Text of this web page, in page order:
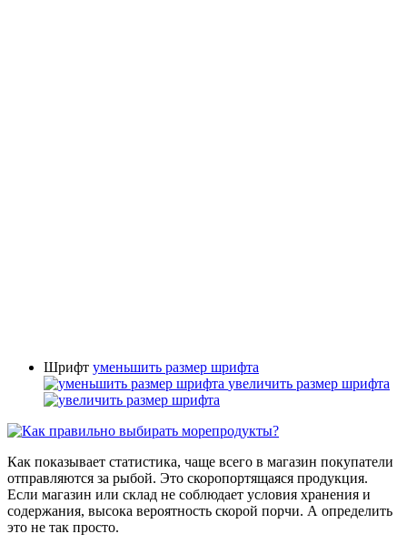
Шрифт уменьшить размер шрифта
увеличить размер шрифта
Как показывает статистика, чаще всего в магазин покупатели
отправляются за рыбой. Это скоропортящаяся продукция.
Если магазин или склад не соблюдает условия хранения и
содержания, высока вероятность скорой порчи. А определить
это не так просто.